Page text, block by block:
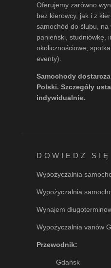
Oferujemy zarówno
bez kierowcy, jak i z
samochód do ślubu,
panieński, studniówkę,
okolicznościowe,
eventy).
Samochody
Polski. Szczegóły
indywidualnie.
DOWIEDZ
Wypożyczalnia
Wypożyczalnia
Wynajem
Wypożyczalnia vanów
Przewodnik:
Gdańsk